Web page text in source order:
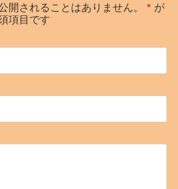
開されることはありません。 *が
項目です